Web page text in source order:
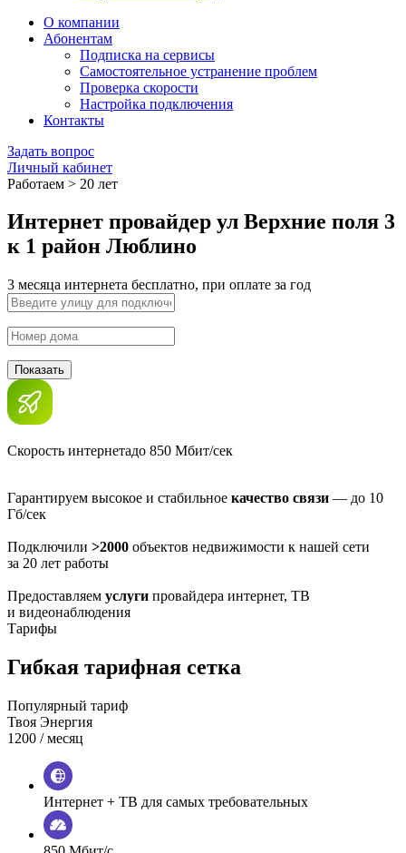
О компании
Абонентам
Подписка на сервисы
Самостоятельное устранение проблем
Проверка скорости
Настройка подключения
Контакты
Задать вопрос
Личный кабинет
Работаем > 20 лет
Интернет провайдер ул Верхние поля 3
к 1 район Люблино
3 месяца интернета бесплатно, при оплате за год
Показать
Скорость интернетадо 850 Мбит/сек
Гарантируем высокое и стабильное качество связи — до 10
Гб/сек
Подключили >2000 объектов недвижимости к нашей сети
за 20 лет работы
Предоставляем услуги провайдера интернет, ТВ
и видеонаблюдения
Тарифы
Гибкая тарифная сетка
Популярный тариф
Твоя Энергия
1200 / месяц
Интернет + ТВ для самых требовательных